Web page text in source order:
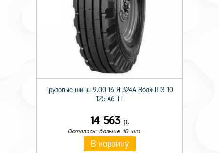
Грузовые шины 9.00-16 Я-324А Волж.ШЗ 10
125 A6 TT
14 563р.
Осталось: больше 10 шт.
В корзину